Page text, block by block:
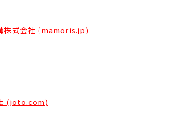
株式会社 (mamoris.jp)
(joto.com)